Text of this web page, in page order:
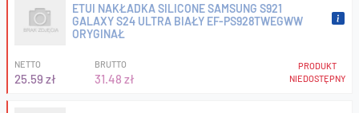
ETUI NAKŁADKA SILICONE SAMSUNG S921
GALAXY S24 ULTRA BIAŁY EF-PS928TWEGWW
ORYGINAŁ
NETTO
25.59 zł
BRUTTO
31.48 zł
PRODUKT
NIEDOSTĘPNY